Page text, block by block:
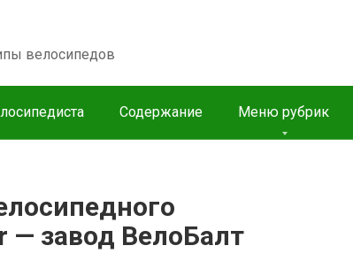
велосипедов
Содержание Меню рубрик
— завод ВелоБалт